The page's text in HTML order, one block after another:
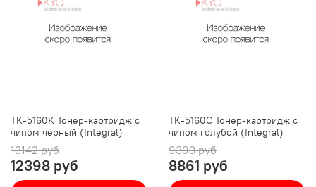
TK-5160K Тонер-картридж с
чипом чёрный (Integral)
13142 руб
12398 руб
TK-5160C Тонер-картридж с
чипом голубой (Integral)
9393 руб
8861 руб